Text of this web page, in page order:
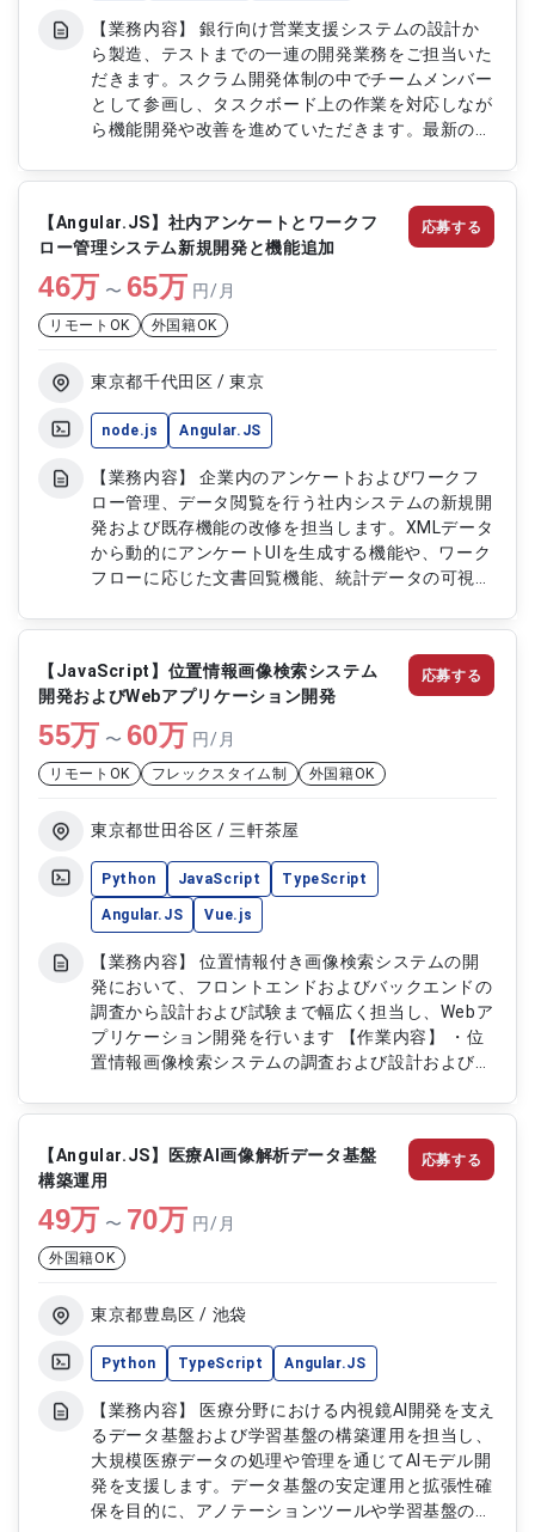
【業務内容】 銀行向け営業支援システムの設計か
ら製造、テストまでの一連の開発業務をご担当いた
だきます。スクラム開発体制の中でチームメンバー
として参画し、タスクボード上の作業を対応しなが
ら機能開発や改善を進めていただきます。最新の
わっていただきます。 【作業内容】 ・営業支援シ
ステムの設計および開発 ・Javaを用いた機能実装
および改修対応 ・スクラム開発におけるタスク対
応 ・製造工程およびテスト工程の実施 ・単体テス
トおよび結合テストの実施 ・機能改善および不具
合修正対応
【Angular.JS】社内アンケートとワークフ
ロー管理システム新規開発と機能追加
46万 〜 65万 円/月
リモートOK 外国籍OK
東京都千代田区 / 東京
node.js Angular.JS
【業務内容】 企業内のアンケートおよびワークフ
ロー管理、データ閲覧を行う社内システムの新規開
発および既存機能の改修を担当します。XMLデータ
から動的にアンケートUIを生成する機能や、ワーク
フローに応じた文書回覧機能、統計データの可視化
テータス管理、検索機能、各種設定機能などの開発
も行い、既存システムの改善および追加開発にも対
応します。 【作業内容】 ・Angularを用いたフロン
トエンド開発 ・XMLデータから動的にアンケートUI
を生成する機能実装 ・ワークフロー管理および文
書回覧機能の開発 ・データ閲覧機能（グラフ・一
覧・ステータス表示）の実装 ・検索機能および各
発 ・JavaおよびNode.jsを用いたバックエンド連携
対応
応募する
【JavaScript】位置情報画像検索システム
開発およびWebアプリケーション開発
55万 〜 60万 円/月
リモートOK フレックスタイム制 外国籍OK
東京都世田谷区 / 三軒茶屋
Python JavaScript TypeScript
Angular.JS Vue.js
【業務内容】 位置情報付き画像検索システムの開
発において、フロントエンドおよびバックエンドの
調査から設計および試験まで幅広く担当し、Webア
プリケーション開発を行います 【作業内容】 ・位
置情報画像検索システムの調査および設計および試
API実装 ・FlaskまたはDjangoを用いたWebアプリ
ケーション開発 ・JavaScriptまたはTypeScriptを
用いたフロントエンド開発 ・AngularまたはVueを
用いた画面開発対応 ・Linux環境での開発および仮
想マシン構築対応 ・MongoDBを用いたデータ管理
および操作対応
応募する
【Angular.JS】医療AI画像解析データ基盤
構築運用
49万 〜 70万 円/月
外国籍OK
東京都豊島区 / 池袋
Python TypeScript Angular.JS
【業務内容】 医療分野における内視鏡AI開発を支え
るデータ基盤および学習基盤の構築運用を担当し、
大規模医療データの処理や管理を通じてAIモデル開
発を支援します。データ基盤の安定運用と拡張性確
保を目的に、アノテーションツールや学習基盤の開
応募する